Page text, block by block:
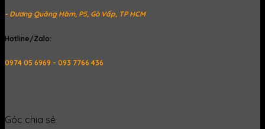
- Dương Quảng Hàm, P5, Gò Vấp, TP HCM
Hotline/Zalo:
0974 05 6969 - 093 7766 436
Góc chia sẻ